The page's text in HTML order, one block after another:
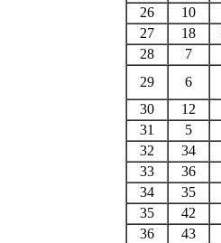
26
10
27
18
28
7
29
6
30
12
31
5
32
34
33
36
34
35
35 42
36
43